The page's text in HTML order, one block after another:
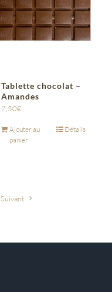
Tablette chocolat –
Amandes
7,50€
Ajouter au
panier
Détails
Suivant